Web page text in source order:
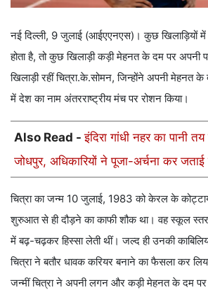
नई दिल्ली, 9 जुलाई (आईएएनएस)। कुछ
होता है, तो कुछ खिलाड़ी कड़ी मेहनत के दम पर अपनी
खिलाड़ी रहीं चित्रा.के.सोमन, जिन्होंने अपनी मेहनत
में देश का नाम अंतरराष्ट्रीय मंच पर रोशन किया।
Also Read -इंदिरा गांधी नहर का पानी
जोधपुर, अधिकारियों ने पूजा-अर्चना कर
चित्रा का जन्म 10 जुलाई, 1983 को केरल के
शुरुआत से ही दौड़ने का काफी शौक था। वह स्कूल स्तर
में बढ़-चढ़कर हिस्सा लेती थीं। जल्द ही उनकी
चित्रा ने बतौर धावक करियर बनाने का फैसला कर
जन्मीं चित्रा ने अपनी लगन और कड़ी मेहनत के दम पर